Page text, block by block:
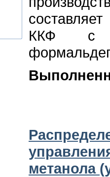
ККФ с
метанола